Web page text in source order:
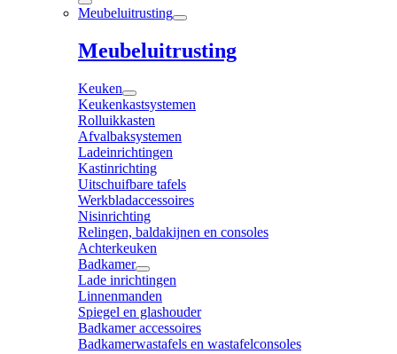
Meubeluitrusting
Meubeluitrusting
Keuken
Keukenkastsystemen
Rolluikkasten
Afvalbaksystemen
Ladeinrichtingen
Kastinrichting
Uitschuifbare tafels
Werkbladaccessoires
Nisinrichting
Relingen, baldakijnen en consoles
Achterkeuken
Badkamer
Lade inrichtingen
Linnenmanden
Spiegel en glashouder
Badkamer accessoires
Badkamerwastafels en wastafelconsoles